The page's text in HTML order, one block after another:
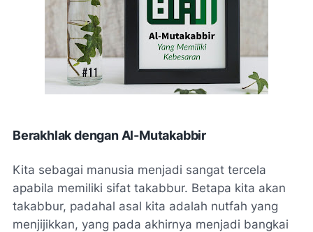
Berakhlak dengan Al-Mutakabbir
Kita sebagai manusia menjadi sangat tercela
apabila memiliki sifat takabbur. Betapa kita akan
takabbur, padahal asal kita adalah nutfah yang
menjijikkan, yang pada akhirnya menjadi bangkai